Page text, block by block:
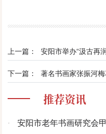
推荐资讯
·
安阳市老年书画研究会
上一篇： 安阳市举办“汲古再
下一篇： 著名书画家张振河